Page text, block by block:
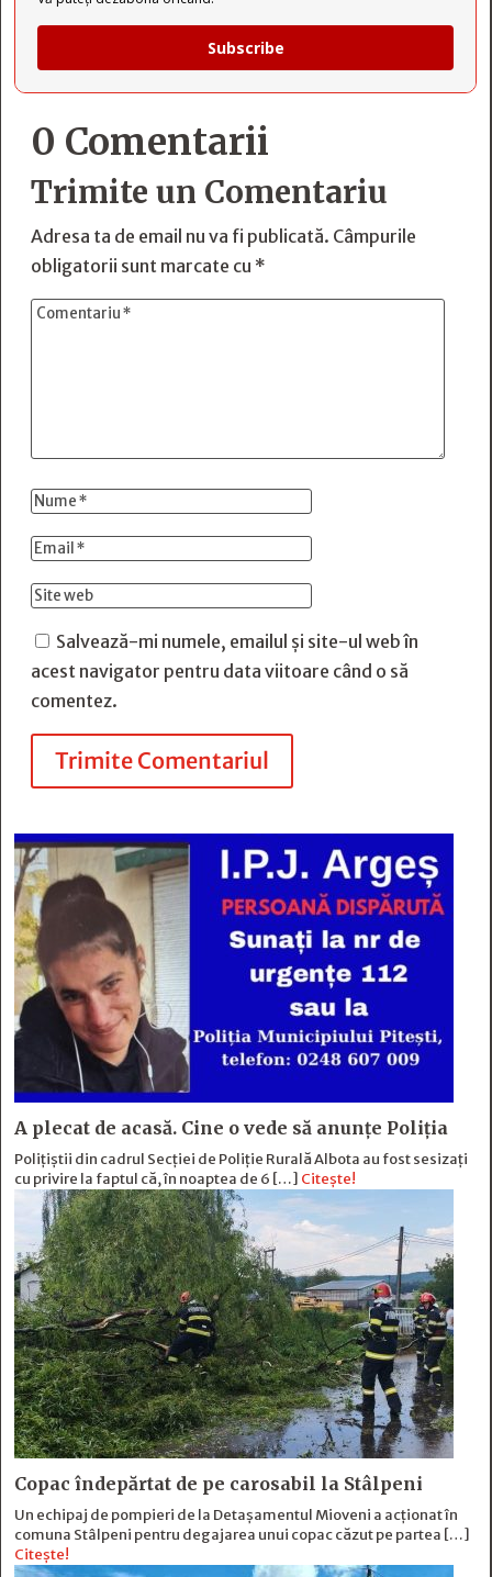
Subscribe
0 Comentarii
Trimite un Comentariu
Adresa ta de email nu va fi publicată. Câmpurile
obligatorii sunt marcate cu *
Salvează-mi numele, emailul și site-ul web în
acest navigator pentru data viitoare când o să
comentez.
Trimite Comentariul
A plecat de acasă. Cine o vede să anunțe Poliția
Polițiștii din cadrul Secției de Poliție Rurală Albota au fost sesizați
cu privire la faptul că, în noaptea de 6 […] Citește!
Copac îndepărtat de pe carosabil la Stâlpeni
Un echipaj de pompieri de la Detașamentul Mioveni a acționat în
comuna Stâlpeni pentru degajarea unui copac căzut pe partea […]
Citește!